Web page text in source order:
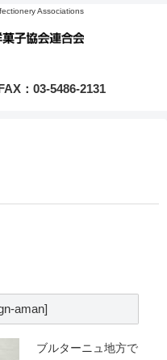
Associations
：03-5486-2131
aman]
ブルターニュ地方で